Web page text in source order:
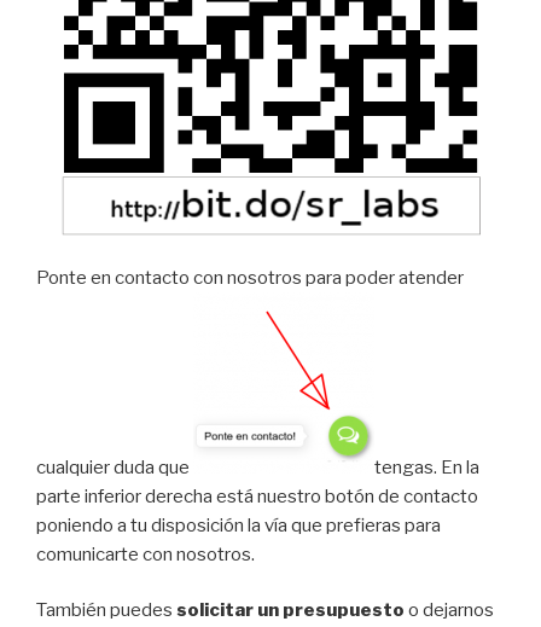
Ponte en contacto con nosotros para poder atender
cualquier duda que
tengas. En la
parte inferior derecha está nuestro botón de contacto
poniendo a tu disposición la vía que prefieras para
comunicarte con nosotros.
También puedes solicitar un presupuesto o dejarnos